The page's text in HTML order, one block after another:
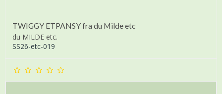
TWIGGY ETPANSY fra du Milde etc
du MILDE etc.
SS26-etc-019